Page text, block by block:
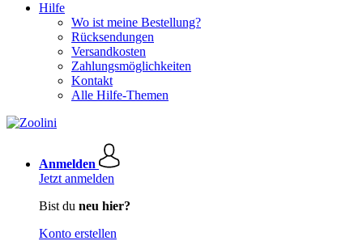
Hilfe
Wo ist meine Bestellung?
Rücksendungen
Versandkosten
Zahlungsmöglichkeiten
Kontakt
Alle Hilfe-Themen
Anmelden
Jetzt anmelden
Bist du neu hier?
Konto erstellen